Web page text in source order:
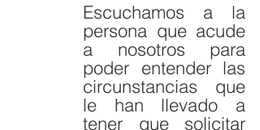
Escuchamos a la
persona que acude
a nosotros para
poder entender las
circunstancias que
le han llevado a
tener que solicitar